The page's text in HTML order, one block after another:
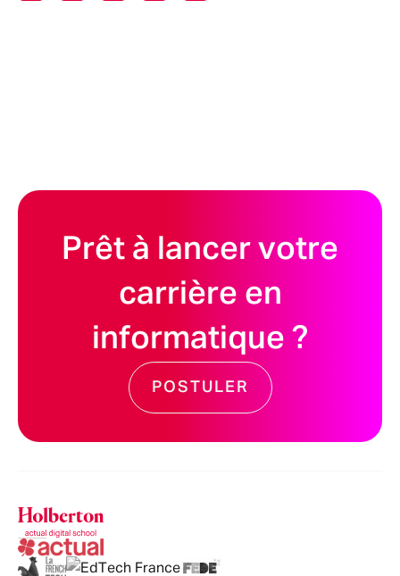
Prêt à lancer votre
carrière en
informatique ?
POSTULER